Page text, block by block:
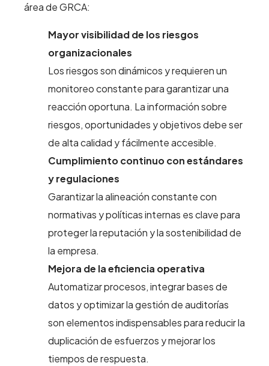
área de GRCA:
Mayor visibilidad de los riesgos
organizacionales
Los riesgos son dinámicos y requieren un
monitoreo constante para garantizar una
reacción oportuna. La información sobre
riesgos, oportunidades y objetivos debe ser
de alta calidad y fácilmente accesible.
Cumplimiento continuo con estándares
y regulaciones
Garantizar la alineación constante con
normativas y políticas internas es clave para
proteger la reputación y la sostenibilidad de
la empresa.
Mejora de la eficiencia operativa
Automatizar procesos, integrar bases de
datos y optimizar la gestión de auditorías
son elementos indispensables para reducir la
duplicación de esfuerzos y mejorar los
tiempos de respuesta.